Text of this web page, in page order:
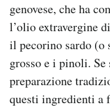
AREA PERSONALE
Area Personale
Notifiche mobile
Regala il Post
Hai bisogno di
genovese, che ha
l’olio extravergine
il pecorino sardo
grosso e i pinoli.
preparazione
questi ingredienti a